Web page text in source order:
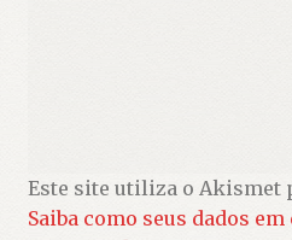
Este site utiliza o Akismet
Saiba como seus dados